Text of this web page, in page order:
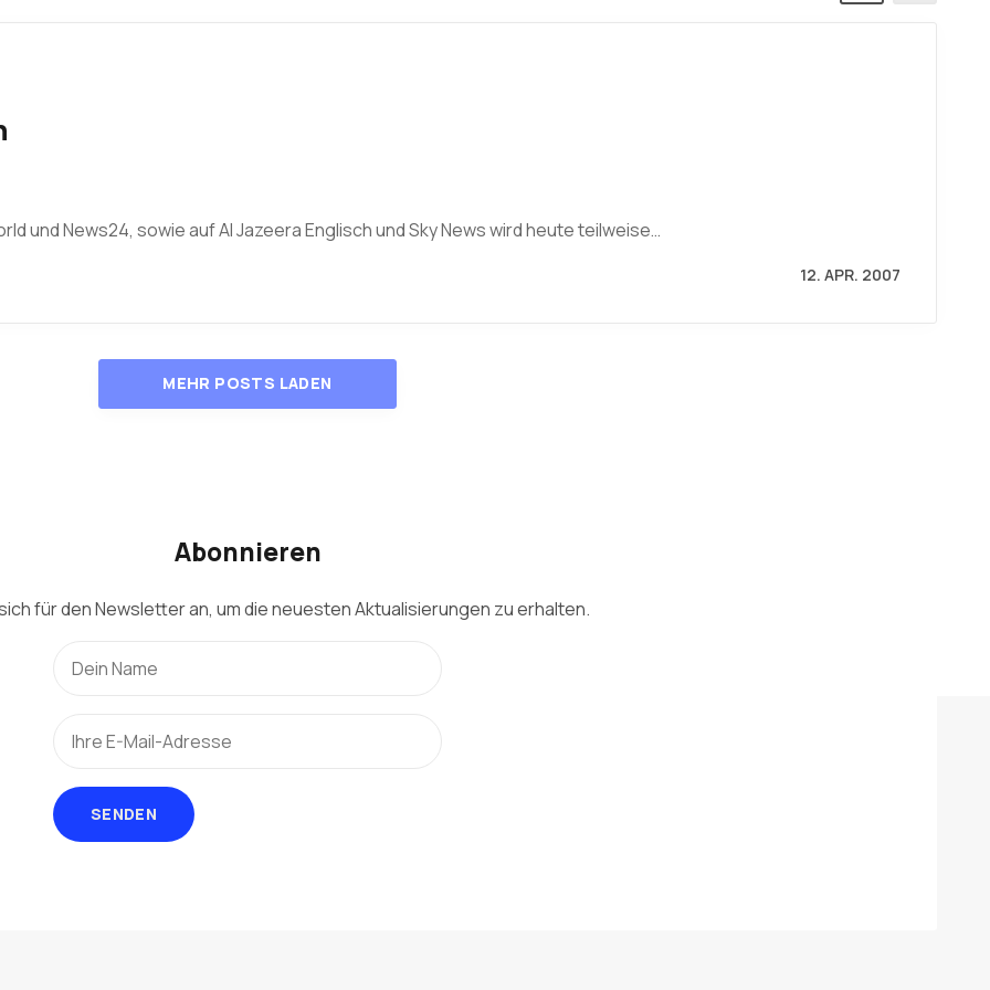
und News24, sowie auf Al Jazeera Englisch und Sky News wird heute teilweise…
12. APR. 2007
MEHR POSTS LADEN
Abonnieren
für den Newsletter an, um die neuesten Aktualisierungen zu erhalten.
SENDEN